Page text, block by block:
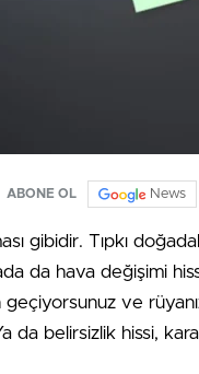
ABONE OL News
gibidir. Tıpkı
da hava değişimi
ve
da belirsizlik hissi,